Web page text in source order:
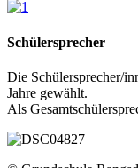
Schülersprecher
Die Schülersprecher/
Jahre gewählt.
Als